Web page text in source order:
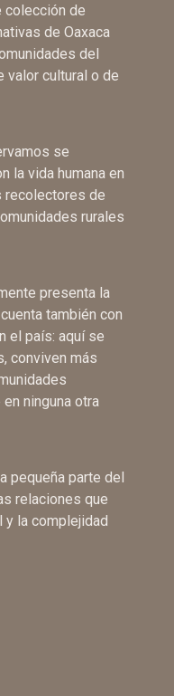
colección de
de Oaxaca
del
valor cultural o de
se
la vida humana en
recolectores de
rurales
presenta la
también con
el país: aquí se
conviven más
ninguna otra
pequeña parte del
relaciones que
y la complejidad